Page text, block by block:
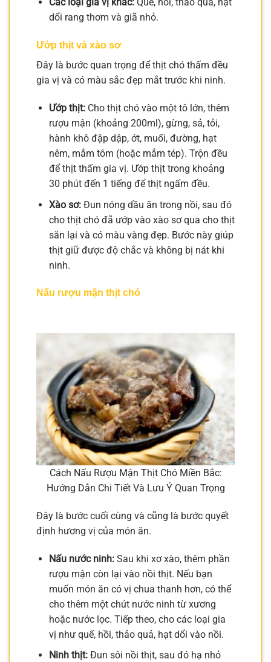
Các loại gia vị khác:Quế, hồi, thảo quả, hạt
dổi rang thơm và giã nhỏ.
Ướp thịt và xào sơ
Đây là bước quan trọng để thịt chó thấm đều
gia vị và có màu sắc đẹp mắt trước khi ninh.
Ướp thịt:Cho thịt chó vào một tô lớn, thêm
rượu mận (khoảng 200ml), gừng, sả, tỏi,
hành khô đập dập, ớt, muối, đường, hạt
nêm, mắm tôm (hoặc mắm tép). Trộn đều
để thịt thấm gia vị. Ướp thịt trong khoảng
30 phút đến 1 tiếng để thịt ngấm đều.
Xào sơ:Đun nóng dầu ăn trong nồi, sau đó
cho thịt chó đã ướp vào xào sơ qua cho thịt
săn lại và có màu vàng đẹp. Bước này giúp
thịt giữ được độ chắc và không bị nát khi
ninh.
Nấu rượu mận thịt chó
Cách Nấu Rượu Mận Thịt Chó Miền Bắc:
Hướng Dẫn Chi Tiết Và Lưu Ý Quan Trọng
Đây là bước cuối cùng và cũng là bước quyết
định hương vị của món ăn.
Nấu nước ninh:Sau khi xơ xào, thêm phần
rượu mận còn lại vào nồi thịt. Nếu bạn
muốn món ăn có vị chua thanh hơn, có thể
cho thêm một chút nước ninh từ xương
hoặc nước lọc. Tiếp theo, cho các loại gia
vị như quế, hồi, thảo quả, hạt dổi vào nồi.
Ninh thịt:Đun sôi nồi thịt, sau đó hạ nhỏ